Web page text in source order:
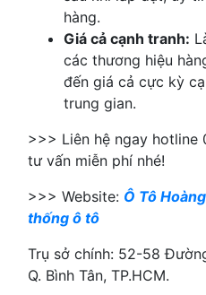
hàng.
Giá cả cạnh tranh:
các thương hiệu
đến giá cả cực kỳ
trung gian.
>>> Liên hệ ngay hotline
tư vấn miễn phí nhé!
>>> Website: Ô Tô
thống ô tô
Trụ sở chính: 52-58
Q. Bình Tân, TP.HCM.